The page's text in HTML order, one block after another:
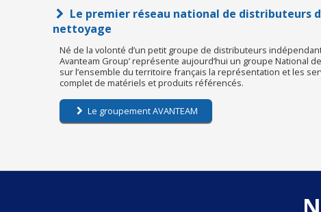
Le premier réseau national de distributeurs
nettoyage
Né de la volonté d’un petit groupe de distributeurs
Avanteam Group’ représente aujourd’hui un groupe National
sur l’ensemble du territoire français la représentation et les
complet de matériels et produits référencés.
Le groupement AVANTEAM